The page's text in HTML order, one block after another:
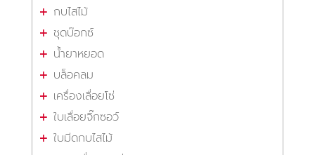
กบไสไม้
ชุดบ๊อกซ์
น้ำยาหยอด
บล็อคลม
เครื่องเลื่อยโซ่
ใบเลื่อยจิ๊กซอว์
ใบมีดกบไสไม้